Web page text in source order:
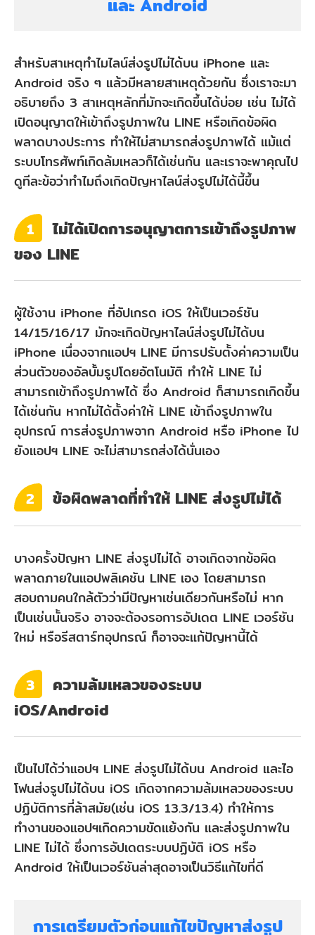
สำหรับสาเหตุทำไมไลน์ส่งรูปไม่ได้บน iPhone และ
Android จริง ๆ แล้วมีหลายสาเหตุด้วยกัน ซึ่งเราจะมา
อธิบายถึง 3 สาเหตุหลักที่มักจะเกิดขึ้นได้บ่อย เช่น ไม่ได้
เปิดอนุญาตให้เข้าถึงรูปภาพใน LINE หรือเกิดข้อผิด
พลาดบางประการ ทำให้ไม่สามารถส่งรูปภาพได้ แม้แต่
ระบบโทรศัพท์เกิดล้มเหลวก็ได้เช่นกัน และเราจะพาคุณไป
ดูทีละข้อว่าทำไมถึงเกิดปัญหาไลน์ส่งรูปไม่ได้นี้ขึ้น
1
ไม่ได้เปิดการอนุญาตการเข้าถึงรูปภาพ
ของ LINE
ผู้ใช้งาน iPhone ที่อัปเกรด iOS ให้เป็นเวอร์ชัน
14/15/16/17 มักจะเกิดปัญหาไลน์ส่งรูปไม่ได้บน
iPhone เนื่องจากแอปฯ LINE มีการปรับตั้งค่าความเป็น
ส่วนตัวของอัลบั้มรูปโดยอัตโนมัติ ทำให้ LINE ไม่
สามารถเข้าถึงรูปภาพได้ ซึ่ง Android ก็สามารถเกิดขึ้น
ได้เช่นกัน หากไม่ได้ตั้งค่าให้ LINE เข้าถึงรูปภาพใน
อุปกรณ์ การส่งรูปภาพจาก Android หรือ iPhone ไป
ยังแอปฯ LINE จะไม่สามารถส่งได้นั่นเอง
2 ข้อผิดพลาดที่ทำให้ LINE ส่งรูปไม่ได้
บางครั้งปัญหา LINE ส่งรูปไม่ได้ อาจเกิดจากข้อผิด
พลาดภายในแอปพลิเคชัน LINE เอง โดยสามารถ
สอบถามคนใกล้ตัวว่ามีปัญหาเช่นเดียวกันหรือไม่ หาก
เป็นเช่นนั้นจริง อาจจะต้องรอการอัปเดต LINE เวอร์ชัน
ใหม่ หรือรีสตาร์ทอุปกรณ์ ก็อาจจะแก้ปัญหานี้ได้
3
ความล้มเหลวของระบบ
iOS/Android
เป็นไปได้ว่าแอปฯ LINE ส่งรูปไม่ได้บน Android และไอ
โฟนส่งรูปไม่ได้บน iOS เกิดจากความล้มเหลวของระบบ
ปฏิบัติการที่ล้าสมัย(เช่น iOS 13.3/13.4) ทำให้การ
ทำงานของแอปฯเกิดความขัดแย้งกัน และส่งรูปภาพใน
LINE ไม่ได้ ซึ่งการอัปเดตระบบปฏิบัติ iOS หรือ
Android ให้เป็นเวอร์ชันล่าสุดอาจเป็นวิธีแก้ไขที่ดี
การเตรียมตัวก่อนแก้ไขปัญหาส่งรูป